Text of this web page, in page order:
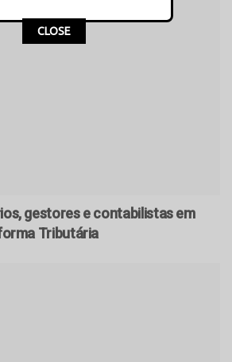
gestores e contabilistas em
Tributária
CLOSE